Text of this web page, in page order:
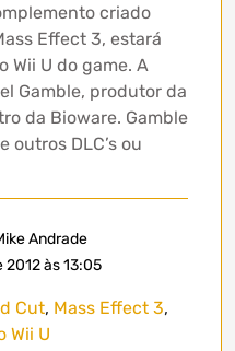
criado
Effect 3, estará
Wii U do game. A
Gamble, produtor da
da Bioware. Gamble
outros DLC’s ou
Andrade
2012 às 13:05
Cut, Mass Effect 3,
Wii U